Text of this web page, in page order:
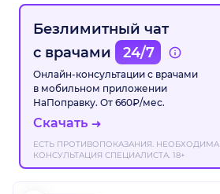
Безлимитный чат
с врачами
24/7
Онлайн-консультации с врачами
в мобильном приложении
НаПоправку. От 660₽/мес.
Скачать
ЕСТЬ ПРОТИВОПОКАЗАНИЯ. НЕОБХОДИМА
КОНСУЛЬТАЦИЯ СПЕЦИАЛИСТА. 18+